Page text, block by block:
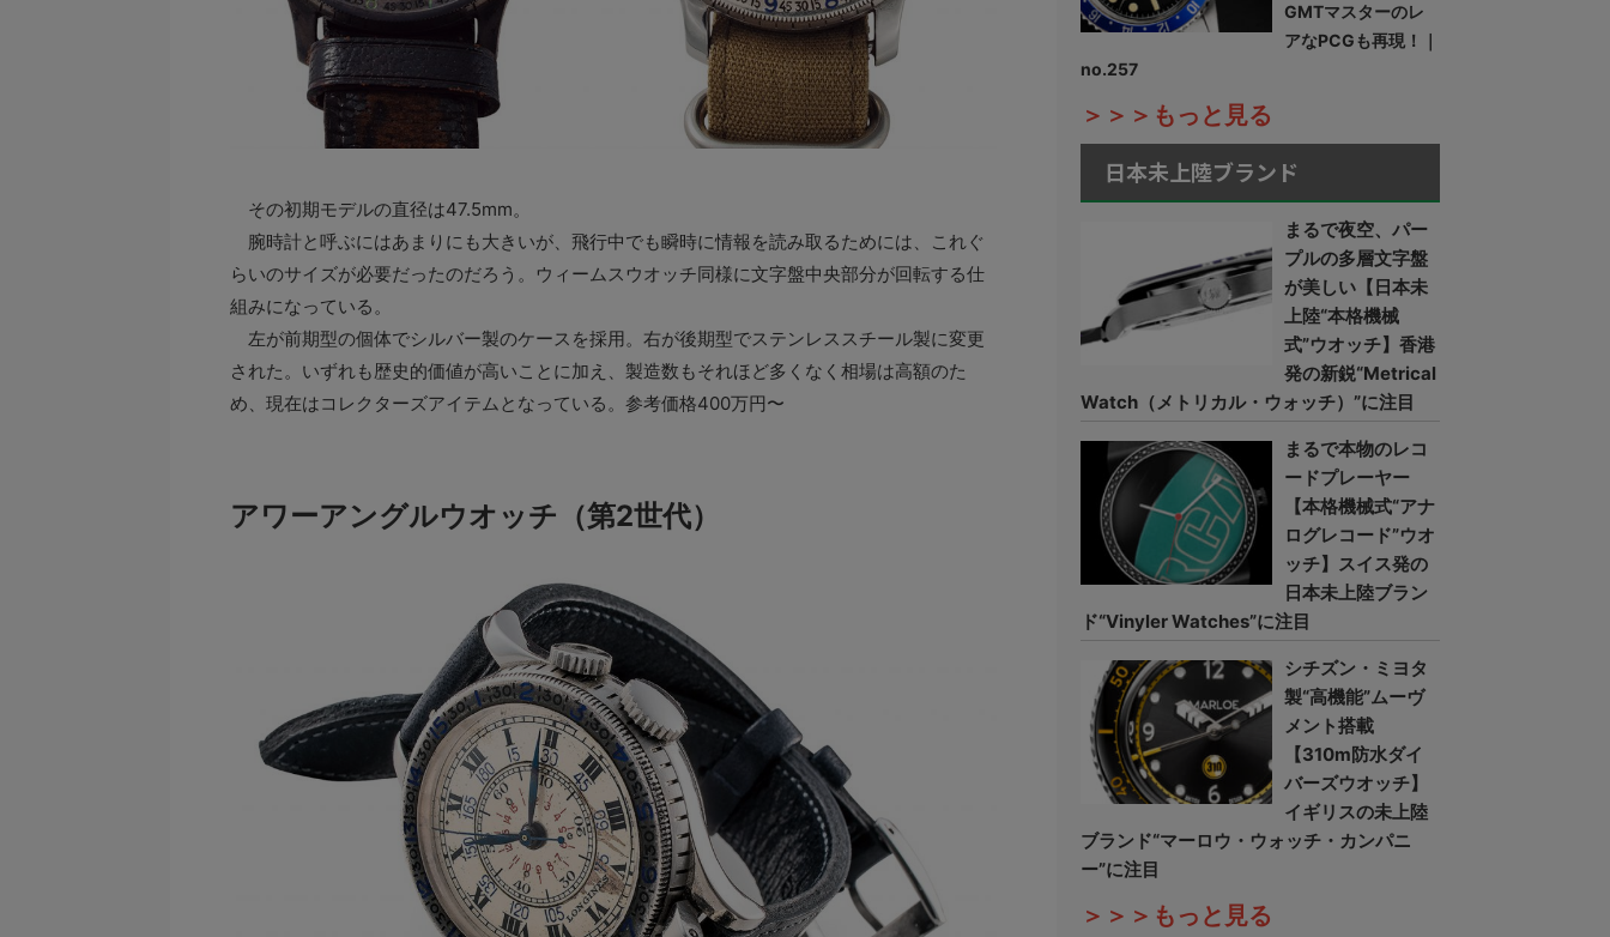
その初期モデルの直径は47.5mm。
腕時計と呼ぶにはあまりにも大きいが、飛行中でも瞬時に情報を読み取るためには、これぐ
らいのサイズが必要だったのだろう。ウィームスウオッチ同様に文字盤中央部分が回転する仕
組みになっている。
左が前期型の個体でシルバー製のケースを採用。右が後期型でステンレススチール製に変更
された。いずれも歴史的価値が高いことに加え、製造数もそれほど多くなく相場は高額のた
め、現在はコレクターズアイテムとなっている。参考価格400万円〜
アワーアングルウオッチ（第2世代）
GMTマスターのレ
アなPCGも再現！｜
no.257
＞＞＞もっと見る
日本未上陸ブランド
まるで夜空、パー
プルの多層文字盤
が美しい【日本未
上陸“本格機械
式”ウオッチ】香港
発の新鋭“Metrical
Watch（メトリカル・ウォッチ）”に注目
まるで本物のレコ
ードプレーヤー
【本格機械式“アナ
ログレコード”ウオ
ッチ】スイス発の
日本未上陸ブラン
ド“Vinyler Watches”に注目
シチズン・ミヨタ
製“高機能”ムーヴ
メント搭載
【310m防水ダイ
バーズウオッチ】
イギリスの未上陸
ブランド“マーロウ・ウォッチ・カンパニ
ー”に注目
＞＞＞もっと見る